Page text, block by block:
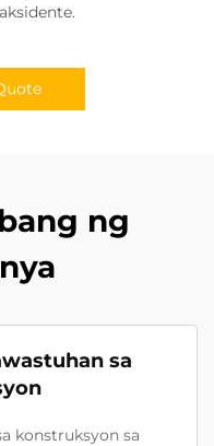
ng
sa
konstruksyon sa